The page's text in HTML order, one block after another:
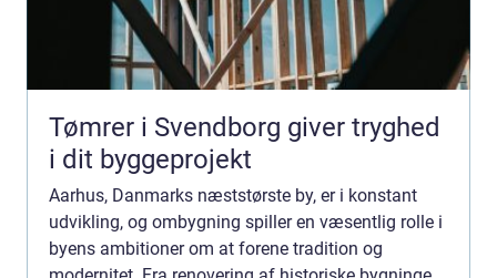
Tømrer i Svendborg giver tryghed
i dit byggeprojekt
Aarhus, Danmarks næststørste by, er i konstant
udvikling, og ombygning spiller en væsentlig rolle i
byens ambitioner om at forene tradition og